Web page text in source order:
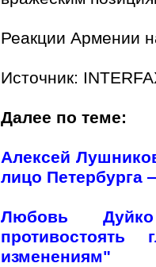
Реакции Армении
Источник:
Далее по теме:
Алексей
лицо Петербурга
Любовь
противостоять
изменениям"